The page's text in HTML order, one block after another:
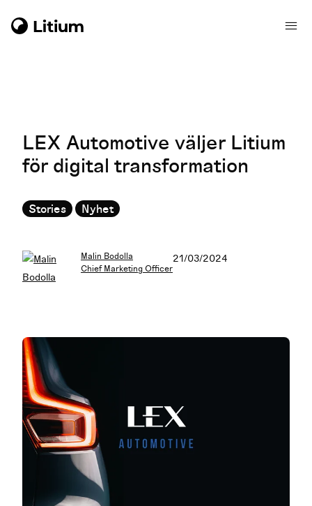
LEX Automotive väljer Litium
för digital transformation
Stories Nyhet
Malin Bodolla
Chief Marketing Officer
21/03/2024